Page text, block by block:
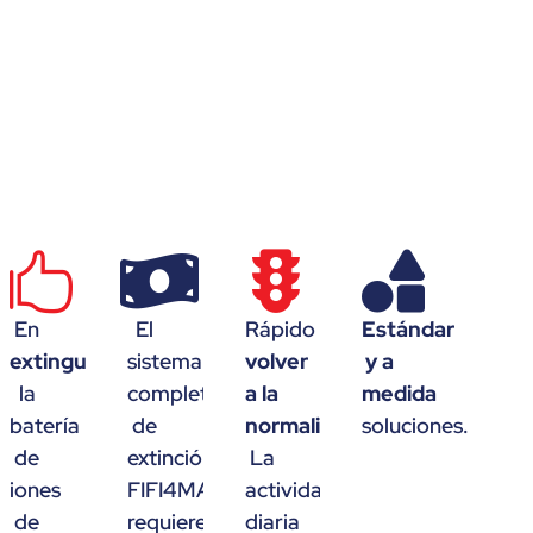
En
extingue
la
batería
de
iones
de
El
sistema
completo
de
extinción
FIFI4MARINE
requiere
Rápido
volver
a la
normalidad
.
La
actividad
diaria
Estándar
y a
medida
soluciones.